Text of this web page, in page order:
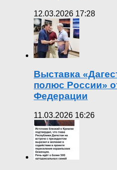
12.03.2026 17:28
Выставка
полюс России»
Федерации
11.03.2026 16:26